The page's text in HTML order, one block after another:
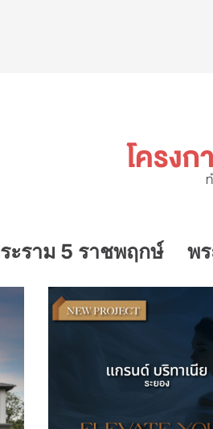
โครง
ะราม 5 ราชพฤกษ์ พ